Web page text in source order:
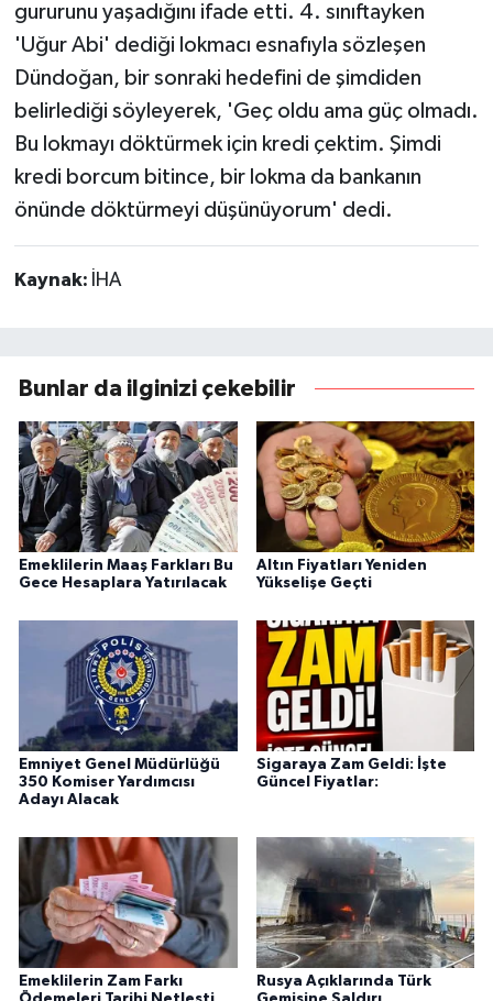
gururunu yaşadığını ifade etti. 4. sınıftayken
'Uğur Abi' dediği lokmacı esnafıyla sözleşen
Dündoğan, bir sonraki hedefini de şimdiden
belirlediği söyleyerek, 'Geç oldu ama güç olmadı.
Bu lokmayı döktürmek için kredi çektim. Şimdi
kredi borcum bitince, bir lokma da bankanın
önünde döktürmeyi düşünüyorum' dedi.
Kaynak: İHA
Bunlar da ilginizi çekebilir
Emeklilerin Maaş Farkları Bu
Gece Hesaplara Yatırılacak
Altın Fiyatları Yeniden
Yükselişe Geçti
Emniyet Genel Müdürlüğü
350 Komiser Yardımcısı
Adayı Alacak
Sigaraya Zam Geldi: İşte
Güncel Fiyatlar:
Emeklilerin Zam Farkı
Rusya Açıklarında Türk